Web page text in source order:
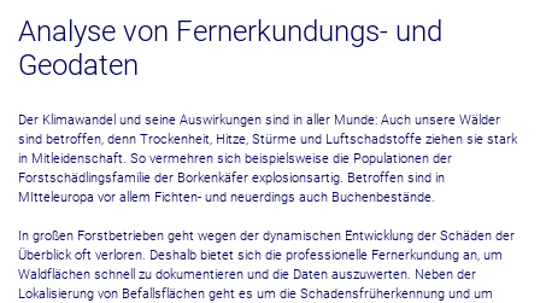
Analyse von Fernerkundungs- und
Geodaten
Der Klimawandel und seine Auswirkungen sind in aller Munde: Auch unsere Wälder
sind betroffen, denn Trockenheit, Hitze, Stürme und Luftschadstoffe ziehen sie stark
in Mitleidenschaft. So vermehren sich beispielsweise die Populationen der
Forstschädlingsfamilie der Borkenkäfer explosionsartig. Betroffen sind in
MItteleuropa vor allem Fichten- und neuerdings auch Buchenbestände.
In großen Forstbetrieben geht wegen der dynamischen Entwicklung der Schäden der
Überblick oft verloren. Deshalb bietet sich die professionelle Fernerkundung an, um
Waldflächen schnell zu dokumentieren und die Daten auszuwerten. Neben der
Lokalisierung von Befallsflächen geht es um die Schadensfrüherkennung und um